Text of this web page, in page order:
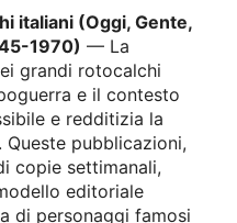
italiani (Oggi, Gente,
1970) — La
grandi rotocalchi
e il contesto
e redditizia la
pubblicazioni,
copie settimanali,
editoriale
di personaggi famosi